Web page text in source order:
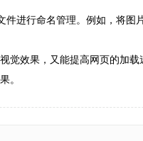
进行命名管理。例如，将图
效果，又能提高网页的加
。